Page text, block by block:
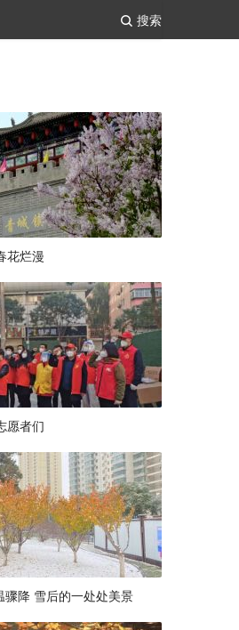
搜索
花烂漫
愿者们
降 雪后的一处处美景